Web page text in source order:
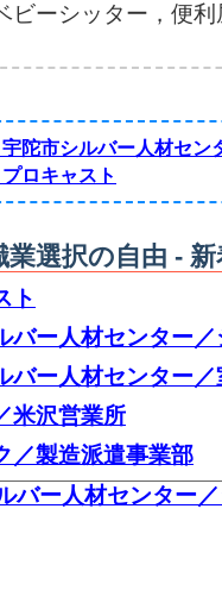
ビーシッター，便
宇陀市シルバー人材セン
プロキャスト
選択の自由 - 新
ト
バー人材センター
バー人材センター
米沢営業所
／製造派遣事業部
バー人材センター